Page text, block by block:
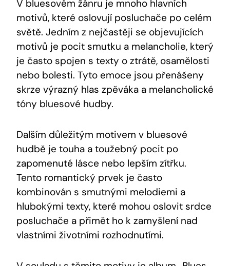
V bluesovém žánru je mnoho hlavních
motivů, které oslovují posluchače po celém
světě. Jedním z nejčastěji se objevujících
motivů je pocit smutku a melancholie, který
je často spojen s texty o ztrátě, osamělosti
nebo bolesti. Tyto emoce jsou přenášeny
skrze výrazný hlas zpěváka a melancholické
tóny bluesové hudby.
Dalším důležitým motivem v bluesové
hudbě je touha a toužebný pocit po
zapomenuté lásce nebo lepším zítřku.
Tento romantický prvek je často
kombinován s smutnými melodiemi a
hlubokými texty, které mohou oslovit srdce
posluchače a přimět ho k zamyšlení nad
vlastními životními rozhodnutími.